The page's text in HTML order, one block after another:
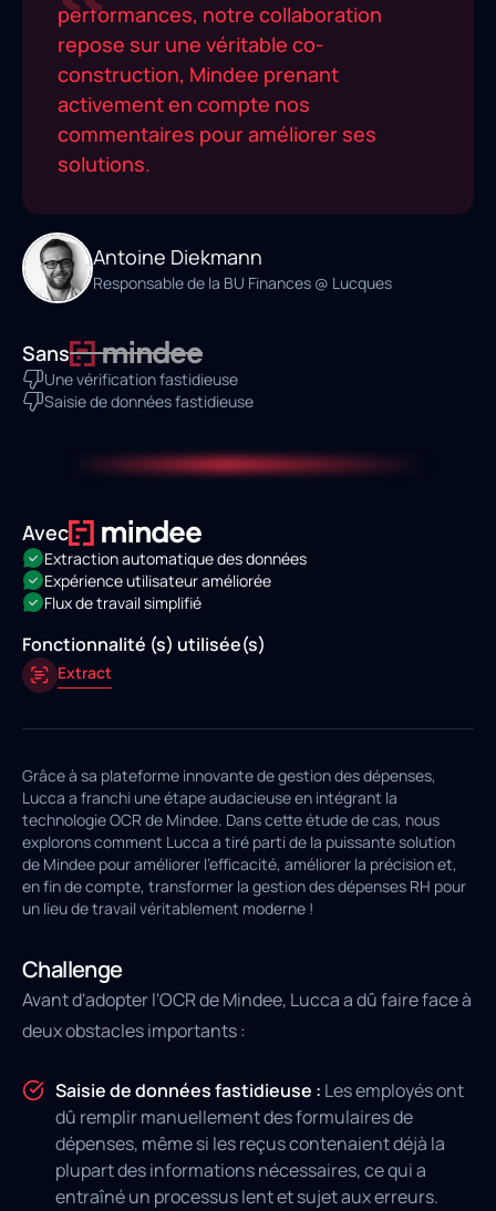
performances, notre collaboration
repose sur une véritable co-
construction, Mindee prenant
activement en compte nos
commentaires pour améliorer ses
solutions.
Antoine Diekmann
Responsable de la BU Finances @ Lucques
Sans
Une vérification fastidieuse
Saisie de données fastidieuse
Avec
Extraction automatique des données
Expérience utilisateur améliorée
Flux de travail simplifié
Fonctionnalité (s) utilisée(s)
Extract
Grâce à sa plateforme innovante de gestion des dépenses,
Lucca a franchi une étape audacieuse en intégrant la
technologie OCR de Mindee. Dans cette étude de cas, nous
explorons comment Lucca a tiré parti de la puissante solution
de Mindee pour améliorer l'efficacité, améliorer la précision et,
en fin de compte, transformer la gestion des dépenses RH pour
un lieu de travail véritablement moderne !
Challenge
Avant d'adopter l'OCR de Mindee, Lucca a dû faire face à
deux obstacles importants :
Saisie de données fastidieuse : Les employés ont
dû remplir manuellement des formulaires de
dépenses, même si les reçus contenaient déjà la
plupart des informations nécessaires, ce qui a
entraîné un processus lent et sujet aux erreurs.